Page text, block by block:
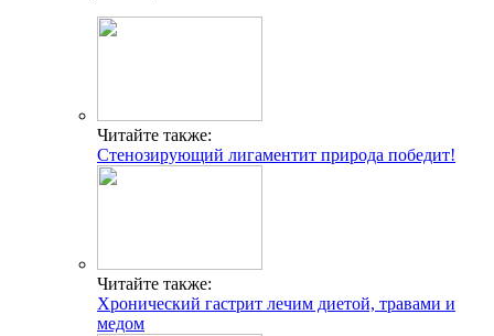
Читайте также:
Стенозирующий лигаментит природа победит!
Читайте также:
Хронический гастрит лечим диетой, травами и
медом